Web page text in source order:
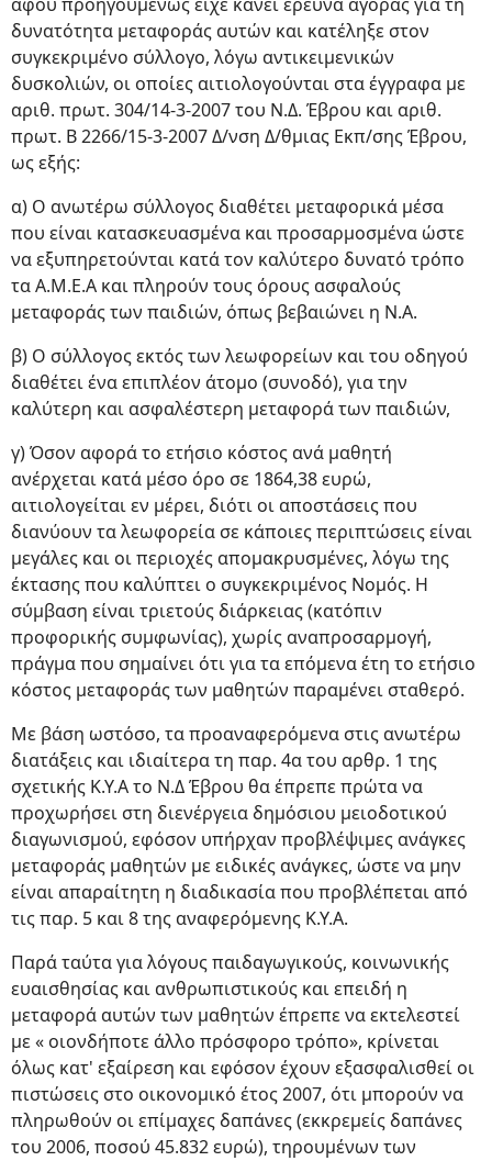
δυνατότητα μεταφοράς αυτών και κατέληξε στον
συγκεκριμένο σύλλογο, λόγω αντικειμενικών
δυσκολιών, οι οποίες αιτιολογούνται στα έγγραφα με
αριθ. πρωτ. 304/14-3-2007 του Ν.Δ. Έβρου και αριθ.
πρωτ. Β 2266/15-3-2007 Δ/νση Δ/θμιας Εκπ/σης Έβρου,
ως εξής:
α) Ο ανωτέρω σύλλογος διαθέτει μεταφορικά μέσα
που είναι κατασκευασμένα και προσαρμοσμένα ώστε
να εξυπηρετούνται κατά τον καλύτερο δυνατό τρόπο
τα Α.Μ.Ε.Α και πληρούν τους όρους ασφαλούς
μεταφοράς των παιδιών, όπως βεβαιώνει η Ν.Α.
β) Ο σύλλογος εκτός των λεωφορείων και του οδηγού
διαθέτει ένα επιπλέον άτομο (συνοδό), για την
καλύτερη και ασφαλέστερη μεταφορά των παιδιών,
γ) Όσον αφορά το ετήσιο κόστος ανά μαθητή
ανέρχεται κατά μέσο όρο σε 1864,38 ευρώ,
αιτιολογείται εν μέρει, διότι οι αποστάσεις που
διανύουν τα λεωφορεία σε κάποιες περιπτώσεις είναι
μεγάλες και οι περιοχές απομακρυσμένες, λόγω της
έκτασης που καλύπτει ο συγκεκριμένος Νομός. Η
σύμβαση είναι τριετούς διάρκειας (κατόπιν
προφορικής συμφωνίας), χωρίς αναπροσαρμογή,
πράγμα που σημαίνει ότι για τα επόμενα έτη το ετήσιο
κόστος μεταφοράς των μαθητών παραμένει σταθερό.
Με βάση ωστόσο, τα προαναφερόμενα στις ανωτέρω
διατάξεις και ιδιαίτερα τη παρ. 4α του αρθρ. 1 της
σχετικής Κ.Υ.Α το Ν.Δ Έβρου θα έπρεπε πρώτα να
προχωρήσει στη διενέργεια δημόσιου μειοδοτικού
διαγωνισμού, εφόσον υπήρχαν προβλέψιμες ανάγκες
μεταφοράς μαθητών με ειδικές ανάγκες, ώστε να μην
είναι απαραίτητη η διαδικασία που προβλέπεται από
τις παρ. 5 και 8 της αναφερόμενης Κ.Υ.Α.
Παρά ταύτα για λόγους παιδαγωγικούς, κοινωνικής
ευαισθησίας και ανθρωπιστικούς και επειδή η
μεταφορά αυτών των μαθητών έπρεπε να εκτελεστεί
με « οιονδήποτε άλλο πρόσφορο τρόπο», κρίνεται
όλως κατ' εξαίρεση και εφόσον έχουν εξασφαλισθεί οι
πιστώσεις στο οικονομικό έτος 2007, ότι μπορούν να
πληρωθούν οι επίμαχες δαπάνες (εκκρεμείς δαπάνες
του 2006, ποσού 45.832 ευρώ), τηρουμένων των